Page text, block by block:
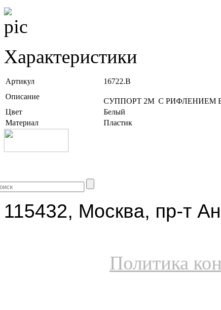
Характеристики
Артикул
16722.B
Описание
СУППОРТ 2M С РИФЛЕНИЕМ
Цвет
Белый
Материал
Пластик
115432, Москва, пр-т
Политика